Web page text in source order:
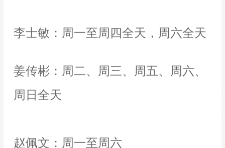
李士敏：周一至周四全天，周六全天
姜传彬：周二、周三、周五、周六、
周日全天
赵佩文：周一至周六